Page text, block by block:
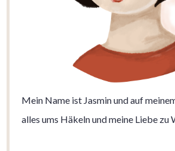
Mein Name ist Jasmin und auf
alles ums Häkeln und meine Liebe zu